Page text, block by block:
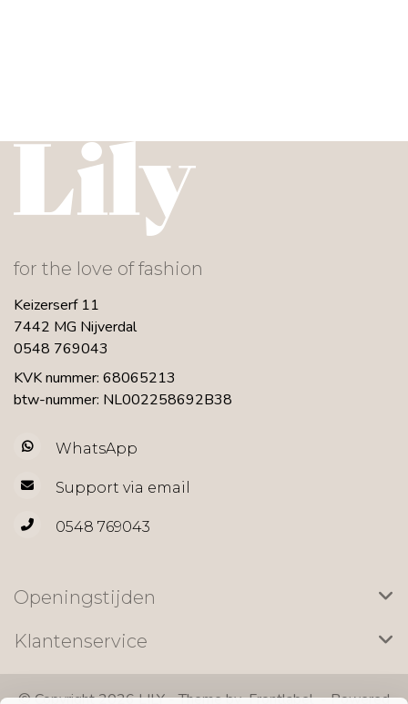
for the love of fashion
Keizerserf 11
7442 MG Nijverdal
0548 769043
KVK nummer: 68065213
btw-nummer: NL002258692B38
WhatsApp
Support via email
0548 769043
Openingstijden
Klantenservice
© Copyright 2026 LILY - Theme byFrontlabel- Powered